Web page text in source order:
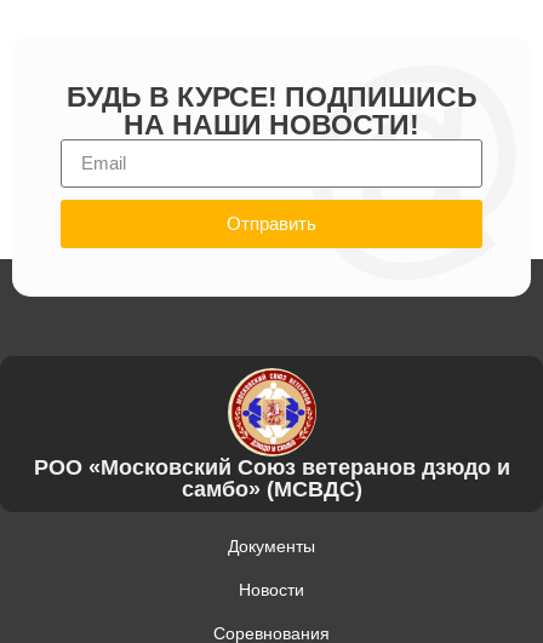
БУДЬ В КУРСЕ! ПОДПИШИСЬ
НА НАШИ НОВОСТИ!
Отправить
РОО «Московский Союз ветеранов дзюдо и
самбо» (МСВДС)
Документы
Новости
Соревнования